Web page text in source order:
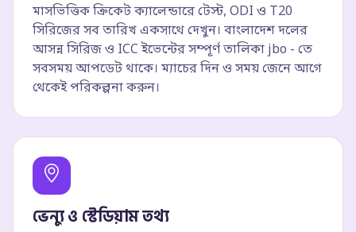
মাসভিত্তিক ক্রিকেট ক্যালেন্ডারে টেস্ট, ODI ও T20
সিরিজের সব তারিখ একসাথে দেখুন। বাংলাদেশ দলের
আসন্ন সিরিজ ও ICC ইভেন্টের সম্পূর্ণ তালিকা jbo - তে
সবসময় আপডেট থাকে। ম্যাচের দিন ও সময় জেনে আগে
থেকেই পরিকল্পনা করুন।
ভেন্যু ও স্টেডিয়াম তথ্য